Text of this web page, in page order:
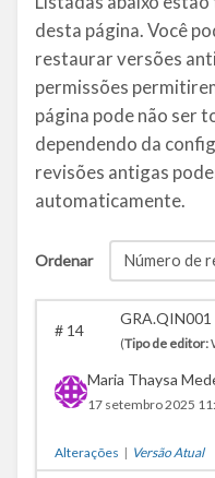
desta página. Você
restaurar versões
permissões
página pode não ser
dependendo da
revisões antigas
automaticamente.
Ordenar Número de
#14
GRA.QIN001
(Tipo de editor:
Maria Thaysa
17 setembro 2025
Alterações | Versão Atual